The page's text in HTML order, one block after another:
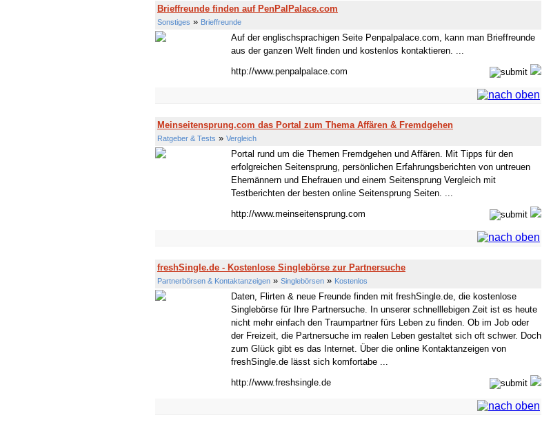
Brieffreunde finden auf PenPalPalace.com
Sonstiges » Brieffreunde
Auf der englischsprachigen Seite Penpalpalace.com, kann man Brieffreunde
aus der ganzen Welt finden und kostenlos kontaktieren. ...
http://www.penpalpalace.com
Meinseitensprung.com das Portal zum Thema Affären & Fremdgehen
Ratgeber & Tests » Vergleich
Portal rund um die Themen Fremdgehen und Affären. Mit Tipps für den
erfolgreichen Seitensprung, persönlichen Erfahrungsberichten von untreuen
Ehemännern und Ehefrauen und einem Seitensprung Vergleich mit
Testberichten der besten online Seitensprung Seiten. ...
http://www.meinseitensprung.com
freshSingle.de - Kostenlose Singlebörse zur Partnersuche
Partnerbörsen & Kontaktanzeigen » Singlebörsen » Kostenlos
Daten, Flirten & neue Freunde finden mit freshSingle.de, die kostenlose
Singlebörse für Ihre Partnersuche. In unserer schnelllebigen Zeit ist es heute
nicht mehr einfach den Traumpartner fürs Leben zu finden. Ob im Job oder
der Freizeit, die Partnersuche im realen Leben gestaltet sich oft schwer. Doch
zum Glück gibt es das Internet. Über die online Kontaktanzeigen von
freshSingle.de lässt sich komfortabe ...
http://www.freshsingle.de